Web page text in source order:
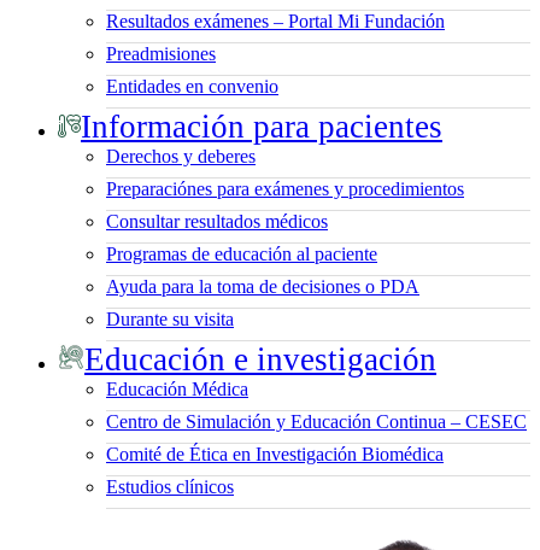
Resultados exámenes – Portal Mi Fundación
Preadmisiones
Entidades en convenio
Información para pacientes
Derechos y deberes
Preparaciónes para exámenes y procedimientos
Consultar resultados médicos
Programas de educación al paciente
Ayuda para la toma de decisiones o PDA
Durante su visita
Educación e investigación
Educación Médica
Centro de Simulación y Educación Continua – CESEC
Comité de Ética en Investigación Biomédica
Estudios clínicos